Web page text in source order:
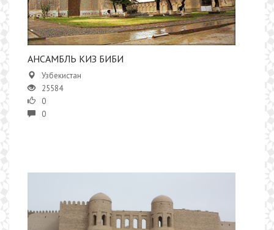
АНСАМБЛЬ КИЗ БИБИ
Узбекистан
25584
0
0